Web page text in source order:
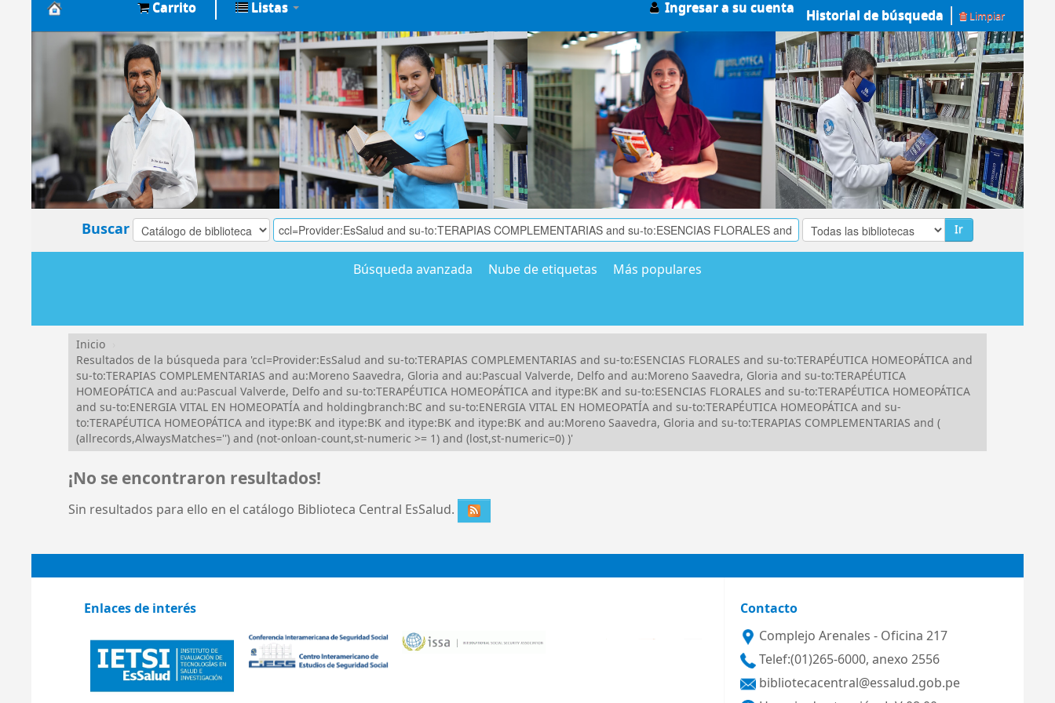
Biblioteca
Central
EsSalud
Carrito Listas Ingresar a su cuenta Historial de búsqueda Limpiar
Buscar Ir
Búsqueda avanzada Nube de etiquetas Más populares
Inicio
Resultados de la búsqueda para 'ccl=Provider:EsSalud and su-to:TERAPIAS COMPLEMENTARIAS and su-to:ESENCIAS FLORALES and su-to:TERAPÉUTICA HOMEOPÁTICA and
su-to:TERAPIAS COMPLEMENTARIAS and au:Moreno Saavedra, Gloria and au:Pascual Valverde, Delfo and au:Moreno Saavedra, Gloria and su-to:TERAPÉUTICA
HOMEOPÁTICA and au:Pascual Valverde, Delfo and su-to:TERAPÉUTICA HOMEOPÁTICA and itype:BK and su-to:ESENCIAS FLORALES and su-to:TERAPÉUTICA HOMEOPÁTICA
and su-to:ENERGIA VITAL EN HOMEOPATÍA and holdingbranch:BC and su-to:ENERGIA VITAL EN HOMEOPATÍA and su-to:TERAPÉUTICA HOMEOPÁTICA and su-
to:TERAPÉUTICA HOMEOPÁTICA and itype:BK and itype:BK and itype:BK and itype:BK and au:Moreno Saavedra, Gloria and su-to:TERAPIAS COMPLEMENTARIAS and (
(allrecords,AlwaysMatches='') and (not-onloan-count,st-numeric >= 1) and (lost,st-numeric=0) )'
¡No se encontraron resultados!
Sin resultados para ello en el catálogo Biblioteca Central EsSalud.
Enlaces de interés
Contacto
Complejo Arenales - Oficina 217
Telef:(01)265-6000, anexo 2556
bibliotecacentral@essalud.gob.pe